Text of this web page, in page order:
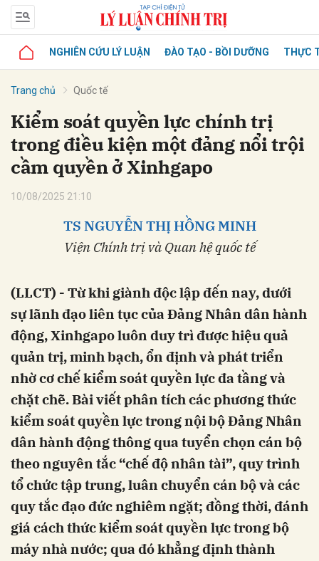
NGHIÊN CỨU LÝ LUẬN ĐÀO TẠO - BỒI DƯỠNG THỰC
Trang chủ Quốc tế
Kiểm soát quyền lực chính trị
trong điều kiện một đảng nổi trội
cầm quyền ở Xinhgapo
10/08/2025 21:10
TS NGUYỄN THỊ HỒNG MINH
Viện Chính trị và Quan hệ quốc tế
(LLCT) - Từ khi giành độc lập đến nay, dưới
sự lãnh đạo liên tục của Đảng Nhân dân hành
động, Xinhgapo luôn duy trì được hiệu quả
quản trị, minh bạch, ổn định và phát triển
nhờ cơ chế kiểm soát quyền lực đa tầng và
chặt chẽ. Bài viết phân tích các phương thức
kiểm soát quyền lực trong nội bộ Đảng Nhân
dân hành động thông qua tuyển chọn cán bộ
theo nguyên tắc “chế độ nhân tài”, quy trình
tổ chức tập trung, luân chuyển cán bộ và các
quy tắc đạo đức nghiêm ngặt; đồng thời, đánh
giá cách thức kiểm soát quyền lực trong bộ
máy nhà nước; qua đó khẳng định thành